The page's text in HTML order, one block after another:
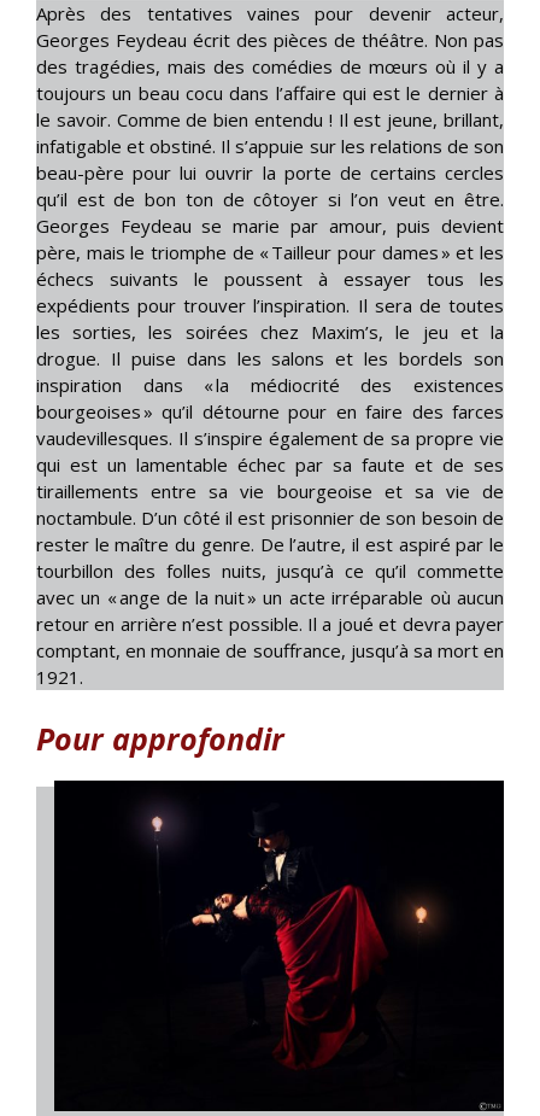
Après des tentatives vaines pour devenir acteur,
Georges Feydeau écrit des pièces de théâtre. Non pas
des tragédies, mais des comédies de mœurs où il y a
toujours un beau cocu dans l’affaire qui est le dernier à
le savoir. Comme de bien entendu ! Il est jeune, brillant,
infatigable et obstiné. Il s’appuie sur les relations de son
beau-père pour lui ouvrir la porte de certains cercles
qu’il est de bon ton de côtoyer si l’on veut en être.
Georges Feydeau se marie par amour, puis devient
père, mais le triomphe de « Tailleur pour dames » et les
échecs suivants le poussent à essayer tous les
expédients pour trouver l’inspiration. Il sera de toutes
les sorties, les soirées chez Maxim’s, le jeu et la
drogue. Il puise dans les salons et les bordels son
inspiration dans « la médiocrité des existences
bourgeoises » qu’il détourne pour en faire des farces
vaudevillesques. Il s’inspire également de sa propre vie
qui est un lamentable échec par sa faute et de ses
tiraillements entre sa vie bourgeoise et sa vie de
noctambule. D’un côté il est prisonnier de son besoin de
rester le maître du genre. De l’autre, il est aspiré par le
tourbillon des folles nuits, jusqu’à ce qu’il commette
avec un « ange de la nuit » un acte irréparable où aucun
retour en arrière n’est possible. Il a joué et devra payer
comptant, en monnaie de souffrance, jusqu’à sa mort en
1921.
Pour approfondir